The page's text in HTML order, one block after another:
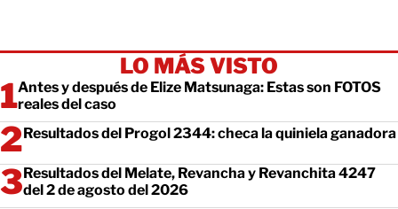
LO MÁS VISTO
Antes y después de Elize Matsunaga: Estas son FOTOS
reales del caso
Resultados del Progol 2344: checa la quiniela ganadora
Resultados del Melate, Revancha y Revanchita 4247
del 2 de agosto del 2026